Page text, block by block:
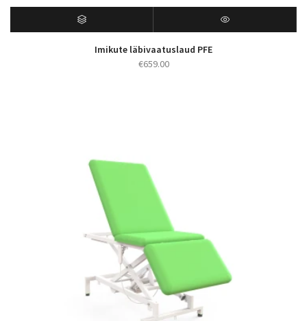
Imikute läbivaatuslaud PFE
€659.00